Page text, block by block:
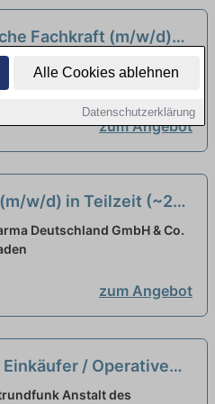
Alle Cookies ablehnen
Datenschutzerklärung
Fachkraft (m/w/d)
Voll- oder Teilzeit in
Obere Enz | Bad
zum Angebot
w/d) in Teilzeit (~20
neu
Deutschland GmbH & Co.
zum Angebot
/ Operative
(w/m/d) in Teilzeit 50%
Anstalt des